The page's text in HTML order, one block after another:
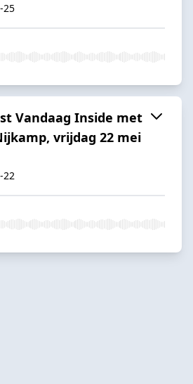
25
Vandaag Inside met
vrijdag 22 mei
22